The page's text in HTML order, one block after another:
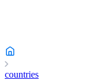
countries